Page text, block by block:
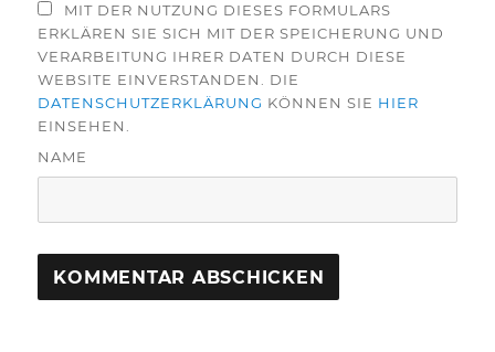
MIT DER NUTZUNG DIESES FORMULARS
ERKLÄREN SIE SICH MIT DER SPEICHERUNG UND
VERARBEITUNG IHRER DATEN DURCH DIESE
WEBSITE EINVERSTANDEN. DIE
DATENSCHUTZERKLÄRUNG KÖNNEN SIE HIER
EINSEHEN.
NAME